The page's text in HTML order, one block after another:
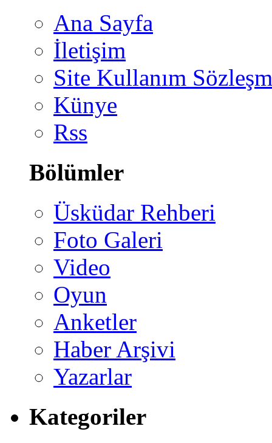
Ana Sayfa
İletişim
Site Kullanım
Künye
Rss
Bölümler
Üsküdar Rehberi
Foto Galeri
Video
Oyun
Anketler
Haber Arşivi
Yazarlar
Kategoriler